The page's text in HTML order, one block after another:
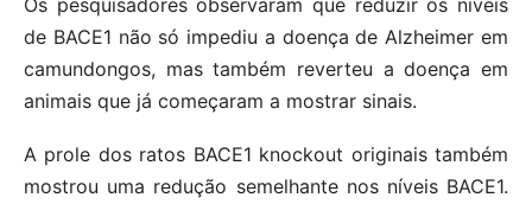
de BACE1 não só impediu a doença de Alzheimer em
camundongos, mas também reverteu a doença em
animais que já começaram a mostrar sinais.
A prole dos ratos BACE1 knockout originais também
mostrou uma redução semelhante nos níveis BACE1.